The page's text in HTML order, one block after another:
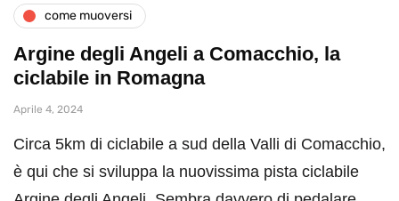
come muoversi
Argine degli Angeli a Comacchio, la
ciclabile in Romagna
Aprile 4, 2024
Circa 5km di ciclabile a sud della Valli di Comacchio,
è qui che si sviluppa la nuovissima pista ciclabile